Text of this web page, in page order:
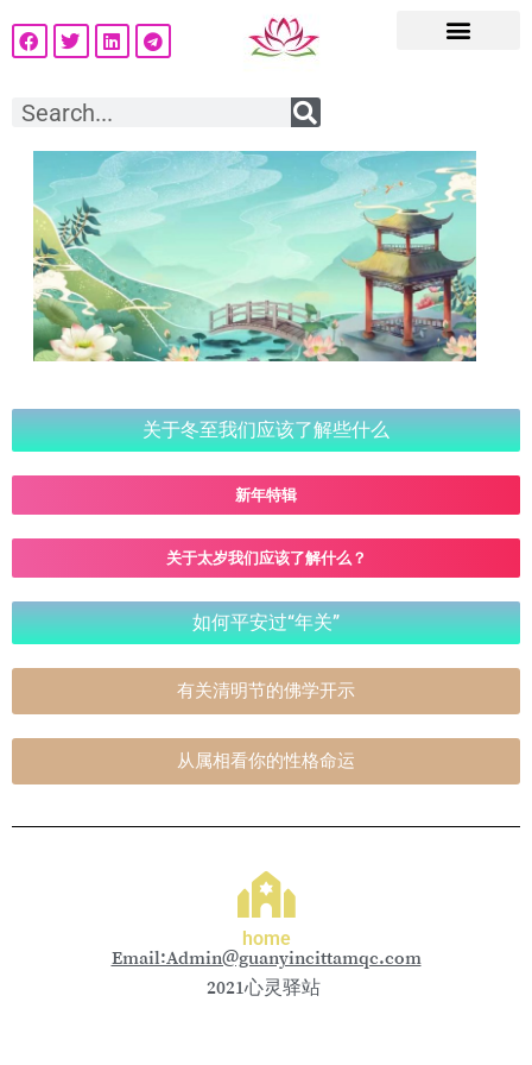
关于冬至我们应该了解些什么
新年特辑
关于太岁我们应该了解什么？
如何平安过“年关”
有关清明节的佛学开示
从属相看你的性格命运
home
Email:Admin@guanyincittamqc.com
2021心灵驿站